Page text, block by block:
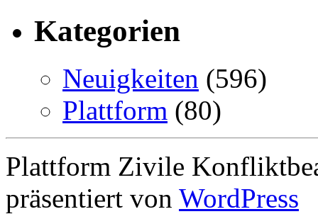
Kategorien
Neuigkeiten (596)
Plattform (80)
Plattform Zivile
präsentiert von WordPress